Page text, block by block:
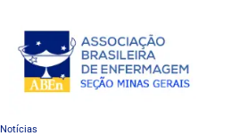
Notícias